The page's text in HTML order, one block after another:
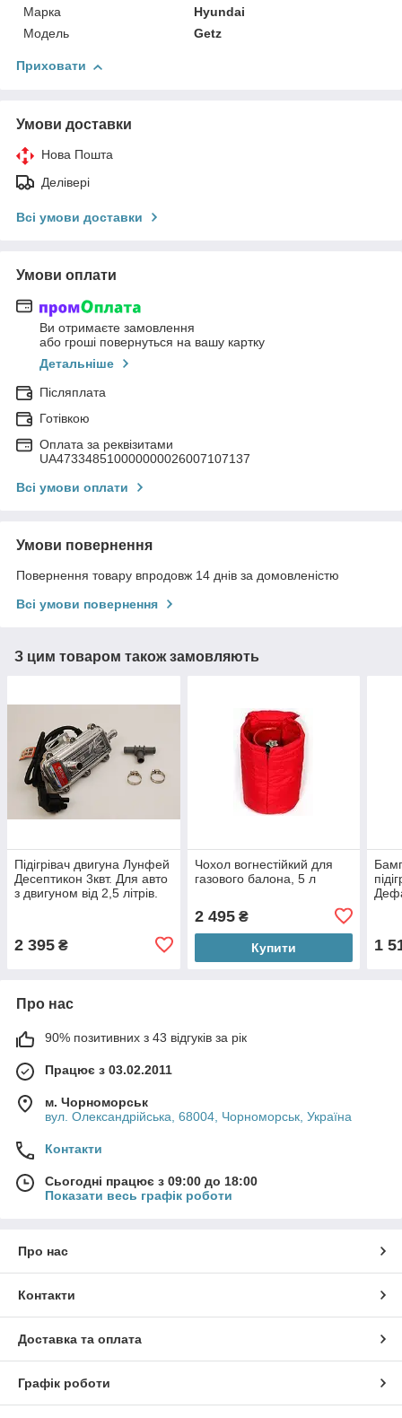
Марка
Hyundai
Модель
Getz
Приховати
Умови доставки
Нова Пошта
Делівері
Всі умови доставки
Умови оплати
Ви отримаєте замовлення
або гроші повернуться на вашу картку
Детальніше
Післяплата
Готівкою
Оплата за реквізитами
UA473348510000000026007107137
Всі умови оплати
Умови повернення
Повернення товару впродовж 14 днів за домовленістю
Всі умови повернення
З цим товаром також замовляють
Підігрівач двигуна Лунфей
Десептикон 3квт. Для авто
з двигуном від 2,5 літрів.
2 395 ₴
Чохол вогнестійкий для
газового балона, 5 л
2 495₴
Купити 1
Про нас
90% позитивних з 43 відгуків за рік
Працює з 03.02.2011
м. Чорноморськ
вул. Олександрійська, 68004, Чорноморськ, Україна
Контакти
Сьогодні працює з 09:00 до 18:00
Показати весь графік роботи
Про нас
Контакти
Доставка та оплата
Графік роботи